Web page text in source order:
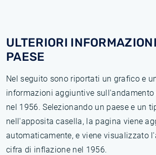
ULTERIORI
PAESE
Nel seguito sono riportati un grafico e
informazioni aggiuntive
nel 1956. Selezionando un paese e un
nell'apposita casella, la pagina viene
automaticamente, e viene visualizzato
cifra di inflazione nel 1956.